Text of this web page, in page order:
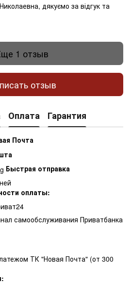
дякуємо за відгук та
1 отзыв
отзыв
Оплата Гарантия
Почта
Быстрая отправка
оплаты:
самообслуживания Приватбанка
ТК "Новая Почта" (от 300